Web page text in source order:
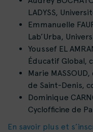
LADYSS,
Emmanuelle
Lab’Urba,
Youssef EL
Éducatif Global,
Marie
de Saint-Denis,
Dominique
Cyclofficine de
En savoir plus et